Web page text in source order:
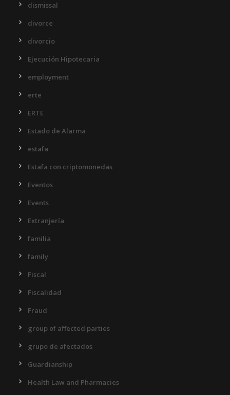
dismissal
divorce
divorcio
Ejecución Hipotecaria
employment
erte
ERTE
Estado de Alarma
estafa
Estafa con criptomonedas
Eventos
Events
Extranjería
familia
family
Fiscal
Fiscalidad
Fraud
group of affected parties
grupo de afectados
Guardianship
Health Law and Pharmacies